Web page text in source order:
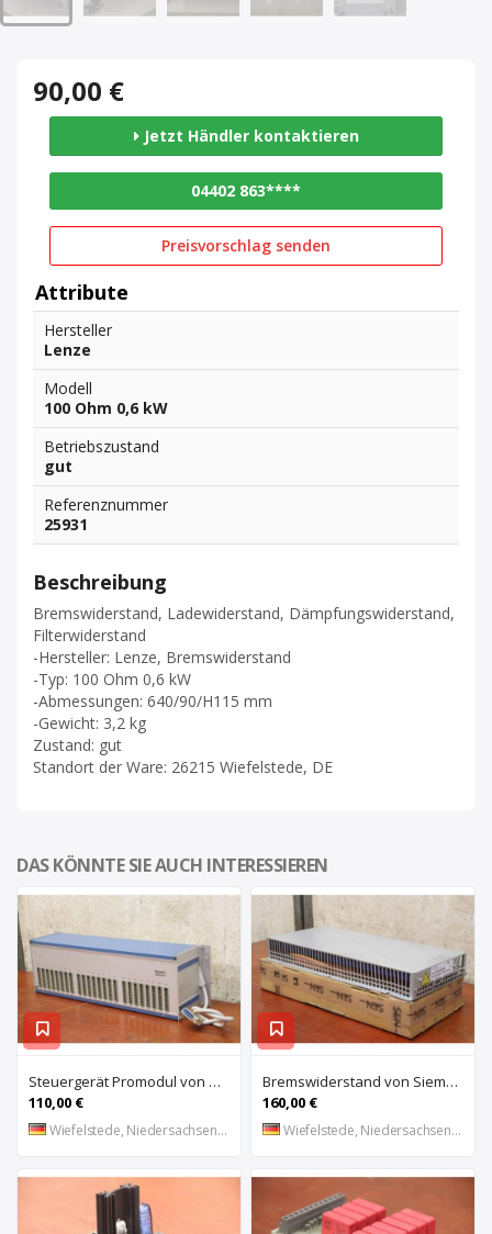
90,00 €
Jetzt Händler kontaktieren
04402 863****
Preisvorschlag senden
Attribute
Hersteller
Lenze
Modell
100 Ohm 0,6 kW
Betriebszustand
gut
Referenznummer
25931
Beschreibung
Bremswiderstand, Ladewiderstand, Dämpfungswiderstand,
Filterwiderstand
-Hersteller: Lenze, Bremswiderstand
-Typ: 100 Ohm 0,6 kW
-Abmessungen: 640/90/H115 mm
-Gewicht: 3,2 kg
Zustand: gut
Standort der Ware: 26215 Wiefelstede, DE
DAS KÖNNTE SIE AUCH INTERESSIEREN
Steuergerät Promodul von Schleicher Ilsemann – KEG 24-30 KCD 1
110,00 €
Wiefelstede, Niedersachsen, DE
Bremswiderstand von Siemens – 6SL3100-1BE21-3AA0
160,00 €
Wiefelstede, Niedersachsen, DE